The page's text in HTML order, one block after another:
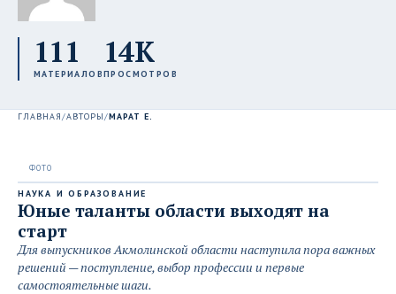
111
МАТЕРИАЛОВ
14K
ПРОСМОТРОВ
ГЛАВНАЯ/АВТОРЫ/МАРАТ Е.
НАУКА И ОБРАЗОВАНИЕ
Юные таланты области выходят на
старт
Для выпускников Акмолинской области наступила пора важных
решений — поступление, выбор профессии и первые
самостоятельные шаги.